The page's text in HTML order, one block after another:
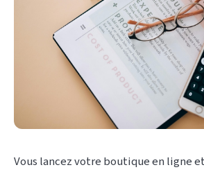
Vous lancez votre boutique en ligne